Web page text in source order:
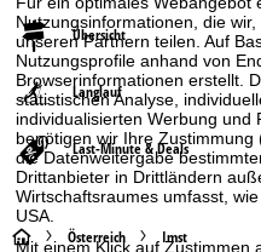
Nutzungsinformationen, die
unseren Partnern teilen. Auf
Nutzungsprofile anhand von
Browserinformationen erstellt.
statistischen Analyse,
individualisierten Werbung und
benötigen wir Ihre
die Datenweitergabe
Drittanbieter in Drittländern
Wirtschaftsraumes umfasst,
USA.
Mit einem Klick aufZustimmen
Übersicht
Langlauf
Last-Minute & Deals
S Österreich Imst